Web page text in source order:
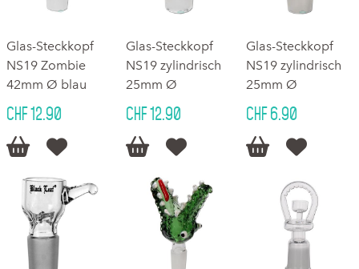
Glas-Steckkopf
NS19 Zombie
42mm Ø blau
CHF 12.90
 
Glas-Steckkopf
NS19 zylindrisch
25mm Ø
CHF 12.90
 
Glas-Steckkopf
NS19 zylindrisch
25mm Ø
CHF 6.90
 